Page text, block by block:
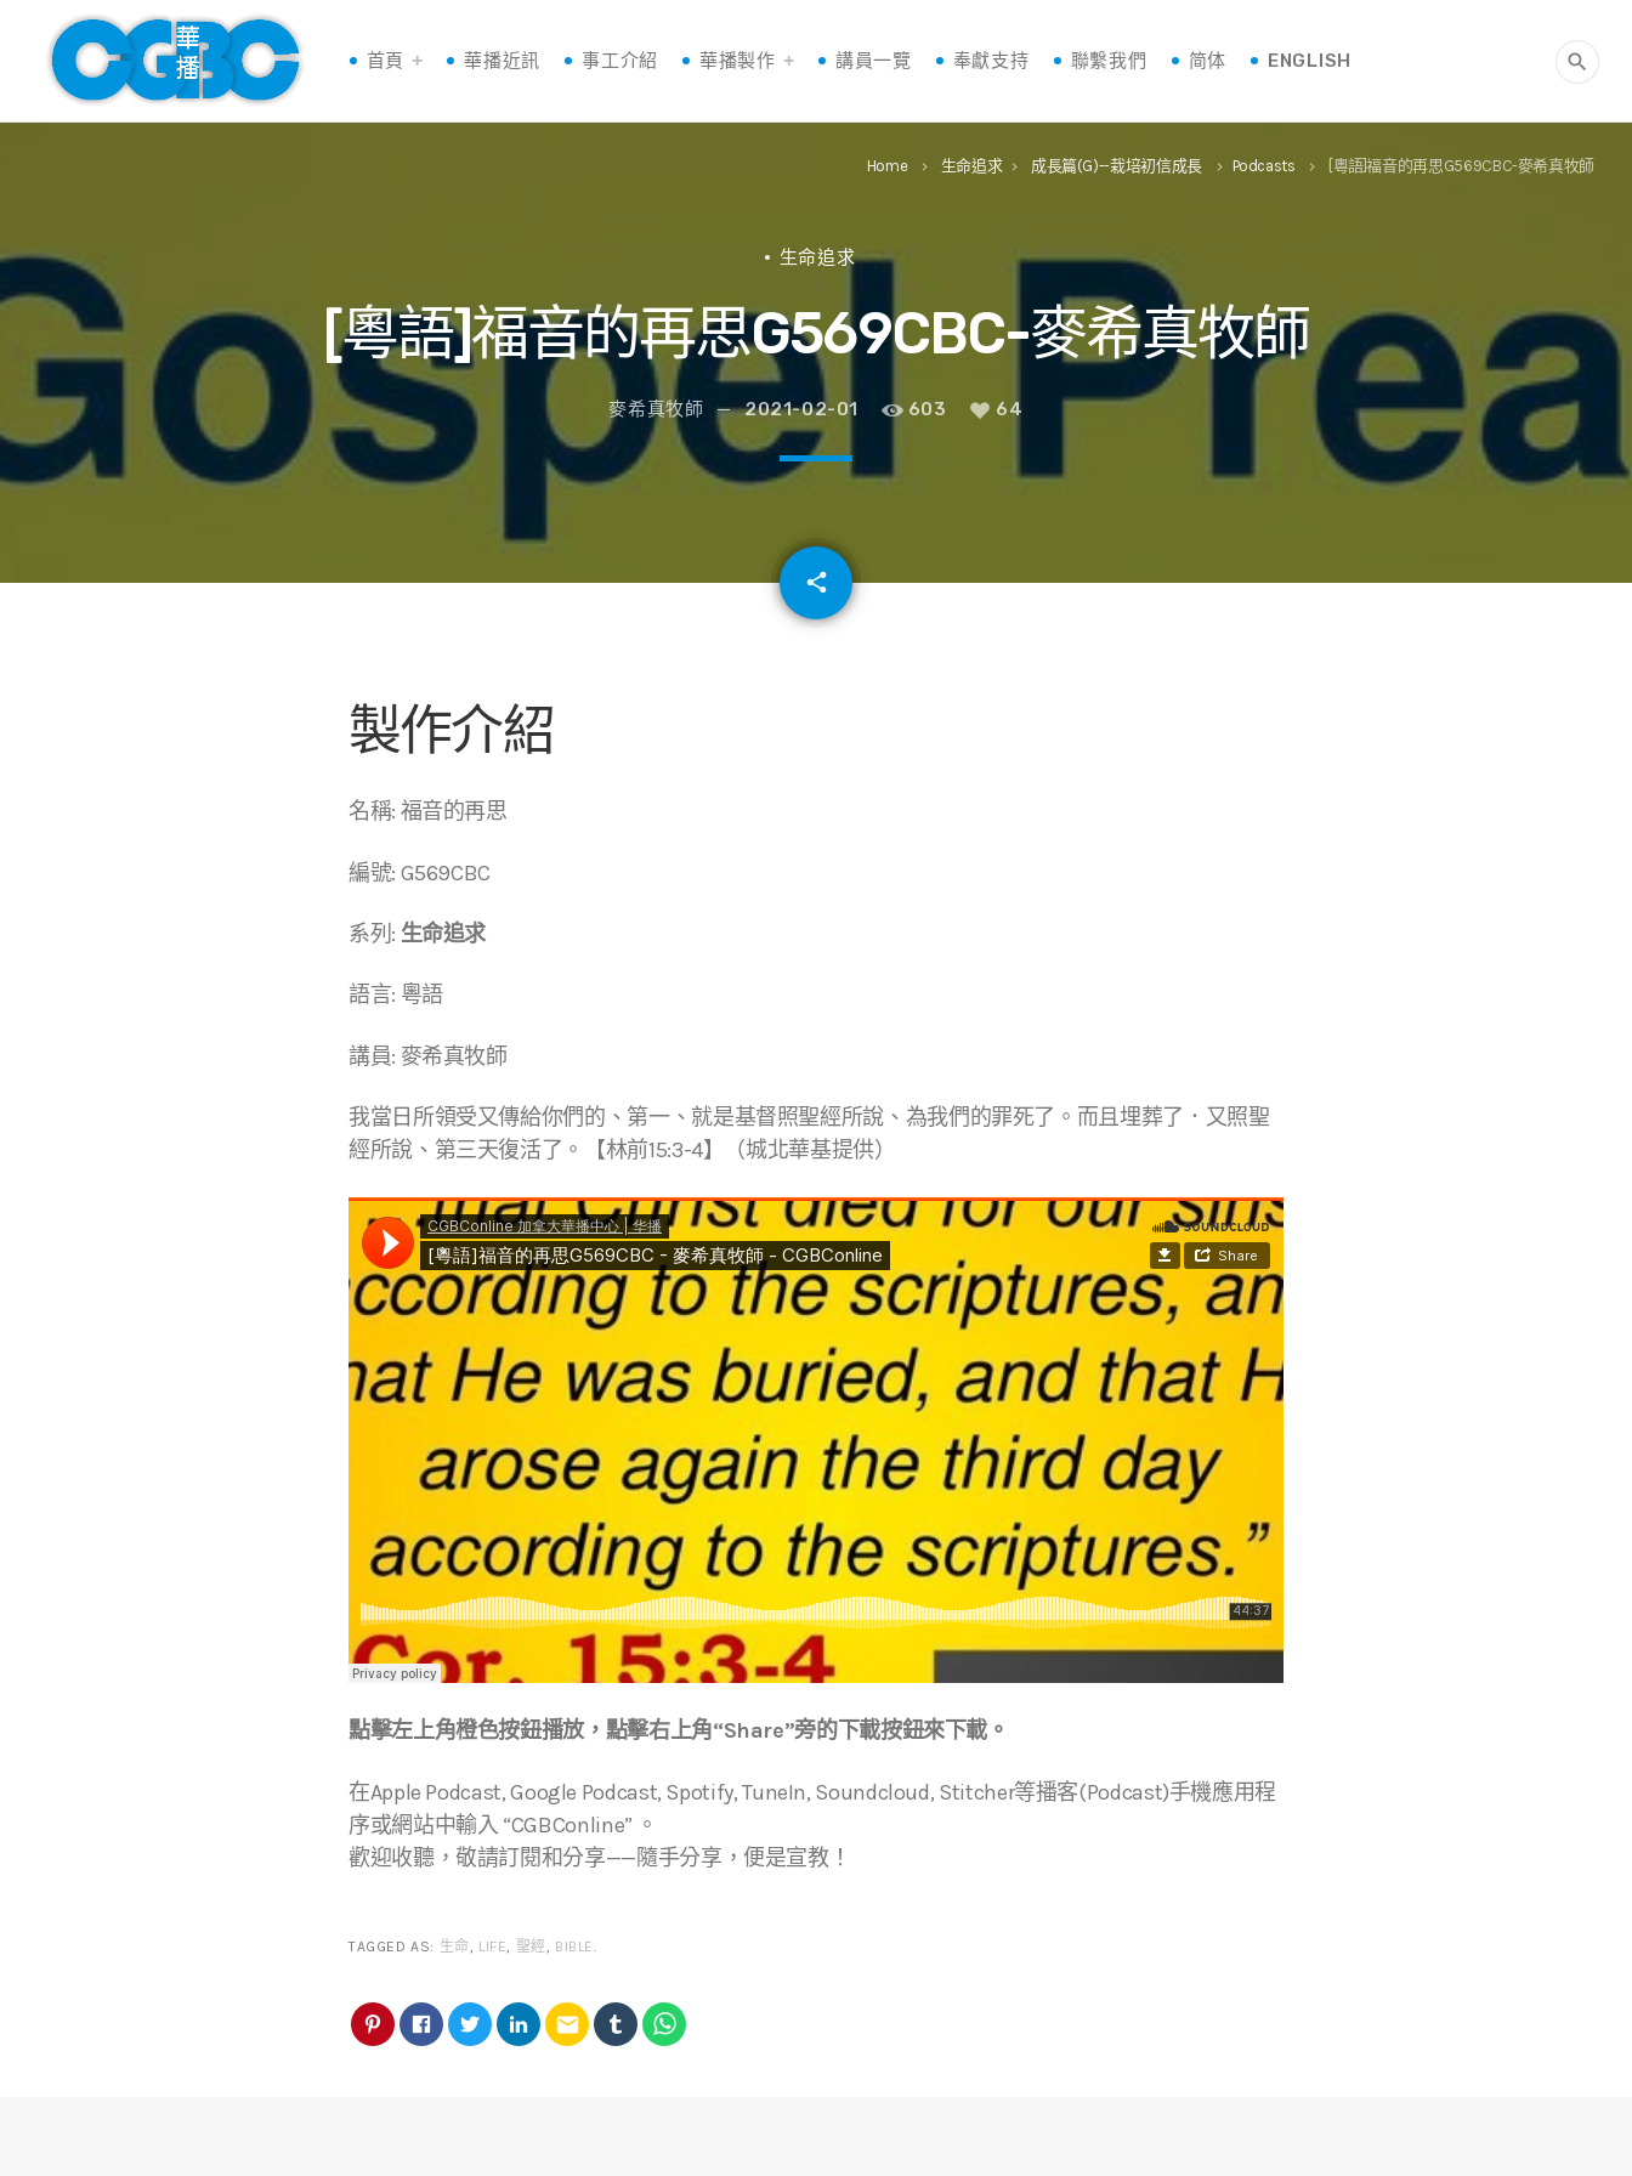
首頁 華播近訊 事工介紹 華播製作 講員一覽 奉獻支持 聯繫我們 简体 ENGLISH search
Home keyboard_arrow_right 生命追求 keyboard_arrow_right 成長篇(G)--栽培初信成長 keyboard_arrow_right Podcasts keyboard_arrow_right [粵語]福音的再思G569CBC-麥希真牧師
生命追求
[粵語]福音的再思G569CBC-麥希真牧師
麥希真牧師 2021-02-01 603 64
share
email
製作介紹
名稱: 福音的再思
編號: G569CBC
系列: 生命追求
語言: 粵語
講員: 麥希真牧師
我當日所領受又傳給你們的、第一、就是基督照聖經所說、為我們的罪死了。而且埋葬了．又照聖
經所說、第三天復活了。【林前15:3-4】（城北華基提供）
點擊左上角橙色按鈕播放，點擊右上角“Share”旁的下載按鈕來下載。
在Apple Podcast, Google Podcast, Spotify, TuneIn, Soundcloud, Stitcher等播客(Podcast)手機應用程
序或網站中輸入 “CGBConline” 。
歡迎收聽，敬請訂閱和分享——隨手分享，便是宣教！
TAGGED AS: 生命 LIFE 聖經 BIBLE
email